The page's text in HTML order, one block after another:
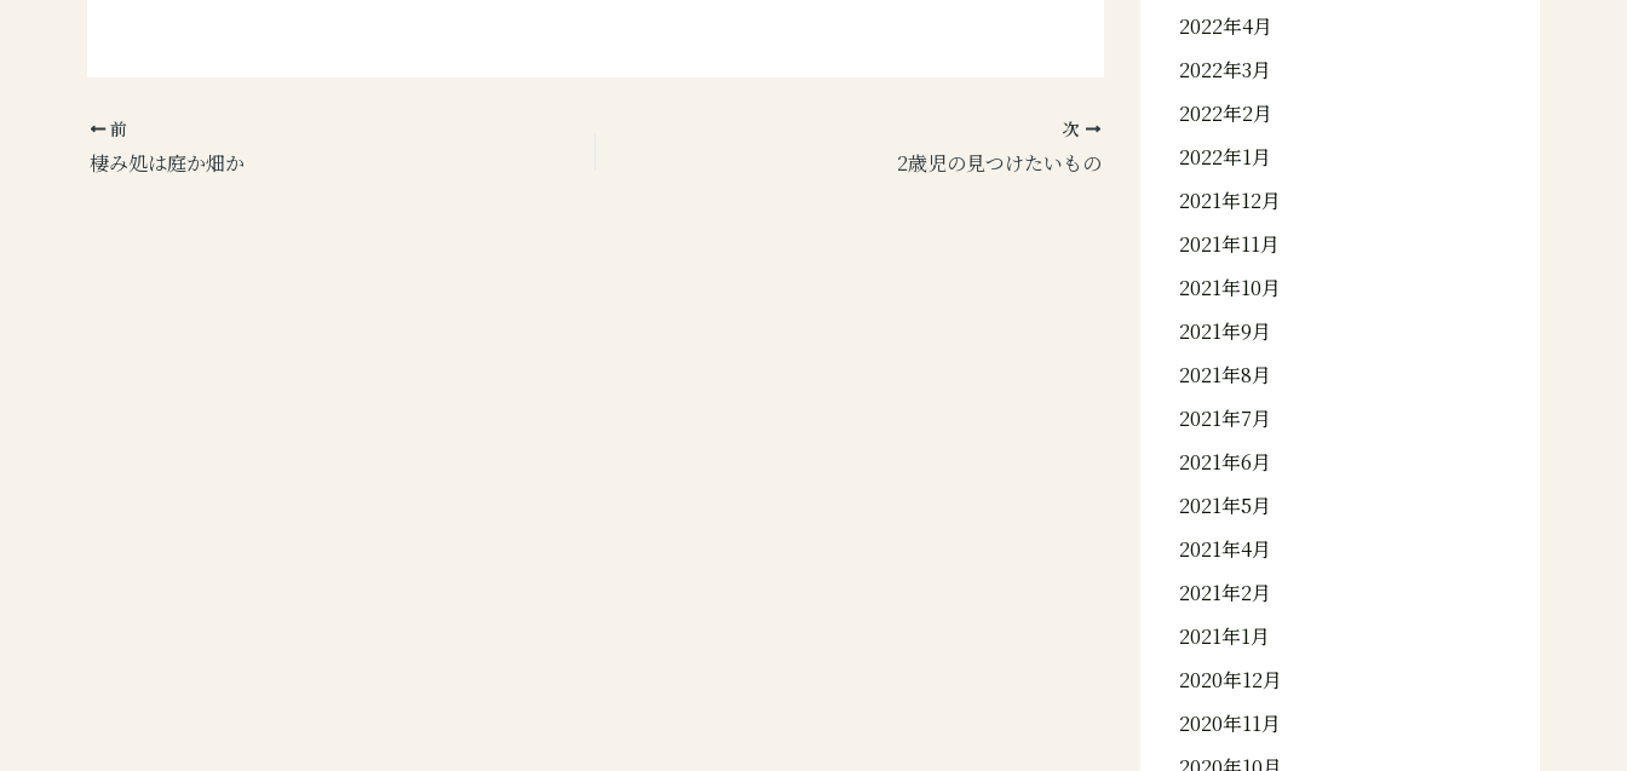
前
棲み処は庭か畑か
次
2歳児の見つけたいもの
2022年4月
2022年3月
2022年2月
2022年1月
2021年12月
2021年11月
2021年10月
2021年9月
2021年8月
2021年7月
2021年6月
2021年5月
2021年4月
2021年2月
2021年1月
2020年12月
2020年11月